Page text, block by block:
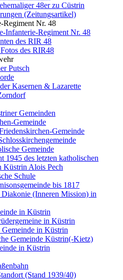
48er zu Cüstrin
(Zeitungsartikel)
Regiment Nr. 48
Infanterie-Regiment Nr. 48
des RIR 48
des RIR48
Putsch
Kasernen & Lazarette
Gemeinden
Gemeinde
Gemeinde
Gemeinde
1945 des letzten katholischen
Küstrin Alois Pech
Schule
bis 1817
(Inneren Mission) in
in Küstrin
in Küstrin
in Küstrin
Gemeinde Küstrin(-Kietz)
in Küstrin
(Stand 1939/40)